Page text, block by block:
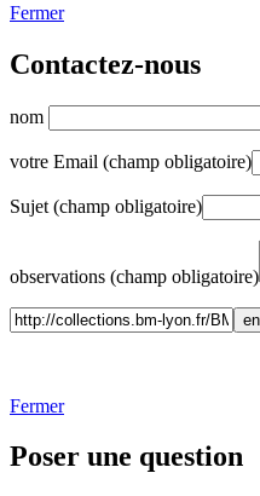
Fermer
Contactez-nous
nom
votre Email (champ obligatoire)
Sujet (champ obligatoire)
observations (champ obligatoire)
Fermer
Poser une question